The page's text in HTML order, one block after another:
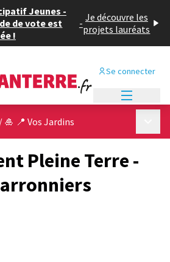
Jeunes -
de vote est
!
- Je découvre les
projets lauréats
Se connecter
/ 🎍 📍 Vos Jardins
Pleine Terre -